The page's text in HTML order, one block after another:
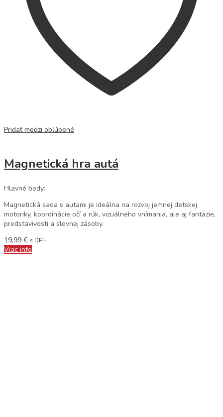
Pridať medzi obľúbené
Magnetická hra autá
Hlavné body:
Magnetická sada s autami je ideálna na rozvoj jemnej detskej
motoriky, koordinácie očí a rúk, vizuálneho vnímania, ale aj fantázie,
predstavivosti a slovnej zásoby.
19,99 € s DPH
Viac info